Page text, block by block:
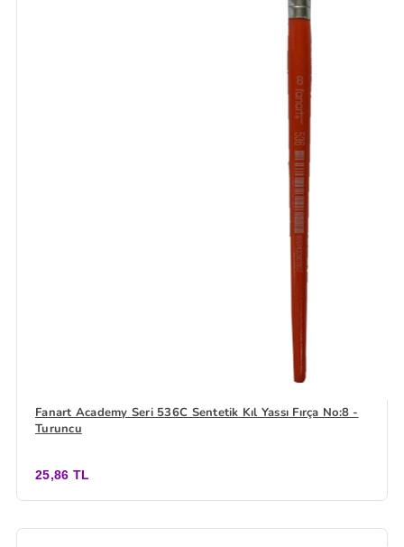
Fanart Academy Seri 536C Sentetik Kıl Yassı Fırça No:8 -
Turuncu
25,86 TL